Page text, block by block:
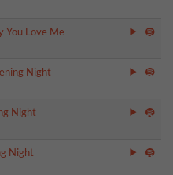
You Love Me -
Night
Night
Night